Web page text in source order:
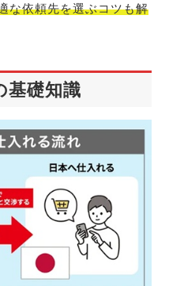
な依頼先を選ぶコツも解
基礎知識